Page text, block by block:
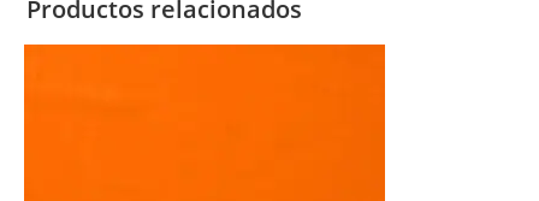
Productos relacionados